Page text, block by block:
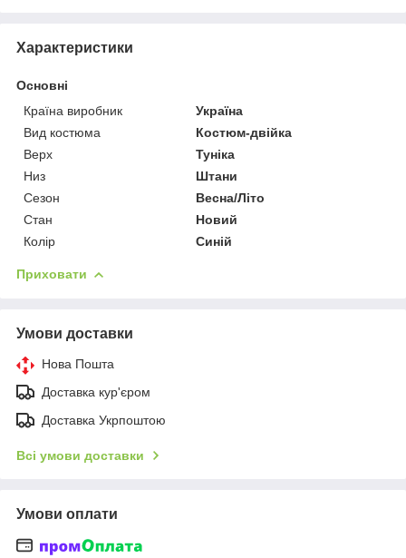
Характеристики
Основні
Країна виробник
Україна
Вид костюма
Костюм-двійка
Верх
Туніка
Низ
Штани
Сезон
Весна/Літо
Стан
Новий
Колір
Синій
Приховати
Умови доставки
Нова Пошта
Доставка кур'єром
Доставка Укрпоштою
Всі умови доставки
Умови оплати